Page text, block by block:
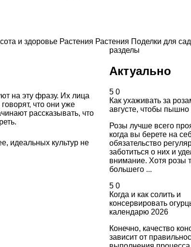
и здоровье Растения Растения Поделки для
на эту фразу. Их лица
что они уже
рассказывать, что
идеальных культур не
разделы
Актуально
5 0
Как ухаживать за
августе, чтобы пышно
Розы лучше всего
когда вы берете на
обязательство
заботиться о них и
внимание. Хотя розы
большего ...
5 0
Когда и как солить и
консервировать
календарю 2026
Конечно, качество
зависит от